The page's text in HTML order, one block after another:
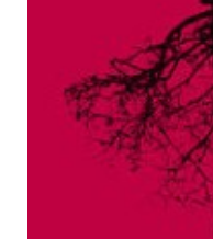
A Tutto Volume
Salone di Torino
Marketing